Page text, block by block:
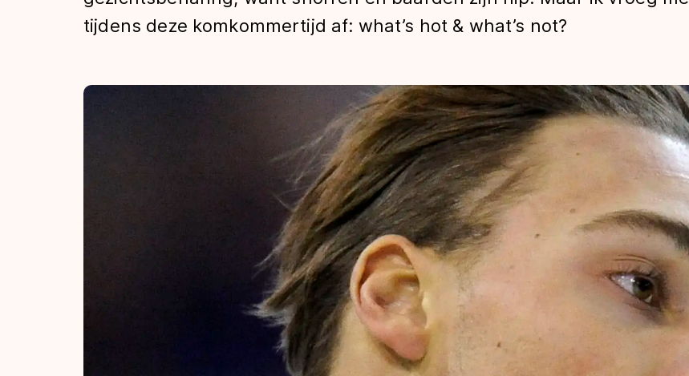
Tijden & historie
De weg op
Schaatsfans
Olympische Spelen
tijdens deze komkommertijd af: what’s hot & what’s not?